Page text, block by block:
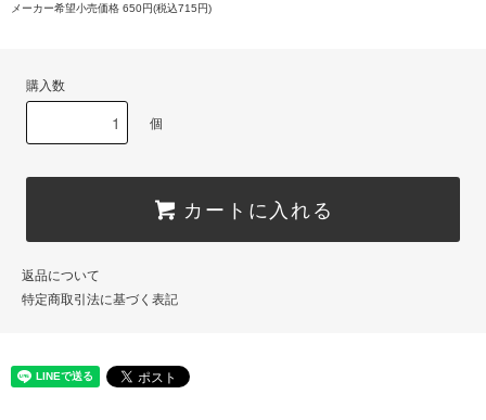
メーカー希望小売価格 650円(税込715円)
購入数
個
カートに入れる
返品について
特定商取引法に基づく表記